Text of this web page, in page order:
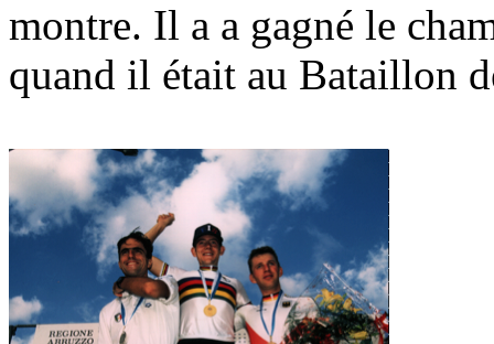
montre. Il a a gagné le
quand il était au Bataillon